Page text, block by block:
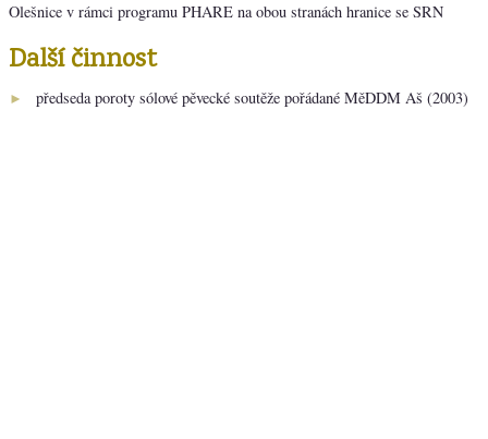
Olešnice v rámci programu PHARE na obou stranách hranice se SRN
Další činnost
► předseda poroty sólové pěvecké soutěže pořádané MěDDM Aš (2003)